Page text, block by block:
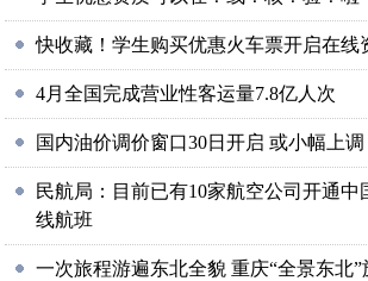
快收藏！学生购买优惠火车票开启在线
4月全国完成营业性客运量7.8亿人次
国内油价调价窗口30日开启 或小幅上调
民航局：目前已有10家航空公司开通中
线航班
一次旅程游遍东北全貌 重庆“全景东北